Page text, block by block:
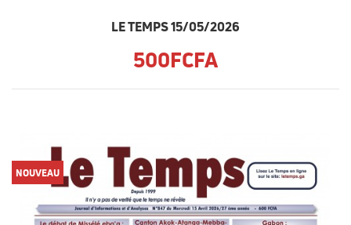
LE TEMPS 15/05/2026
500FCFA
NOUVEAU